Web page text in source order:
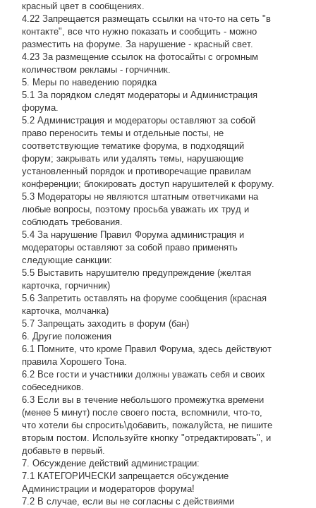
красный цвет в сообщениях.
4.22 Запрещается размещать ссылки на что-то на сеть "в
контакте", все что нужно показать и сообщить - можно
разместить на форуме. За нарушение - красный свет.
4.23 За размещение ссылок на фотосайты с огромным
количеством рекламы - горчичник.
5. Меры по наведению порядка
5.1 За порядком следят модераторы и Администрация
форума.
5.2 Администрация и модераторы оставляют за собой
право переносить темы и отдельные посты, не
соответствующие тематике форума, в подходящий
форум; закрывать или удалять темы, нарушающие
установленный порядок и противоречащие правилам
конференции; блокировать доступ нарушителей к форуму.
5.3 Модераторы не являются штатным ответчиками на
любые вопросы, поэтому просьба уважать их труд и
соблюдать требования.
5.4 За нарушение Правил Форума администрация и
модераторы оставляют за собой право применять
следующие санкции:
5.5 Выставить нарушителю предупреждение (желтая
карточка, горчичник)
5.6 Запретить оставлять на форуме сообщения (красная
карточка, молчанка)
5.7 Запрещать заходить в форум (бан)
6. Другие положения
6.1 Помните, что кроме Правил Форума, здесь действуют
правила Хорошего Тона.
6.2 Все гости и участники должны уважать себя и своих
собеседников.
6.3 Если вы в течение небольшого промежутка времени
(менее 5 минут) после своего поста, вспомнили, что-то,
что хотели бы спросить\добавить, пожалуйста, не пишите
вторым постом. Используйте кнопку "отредактировать", и
добавьте в первый.
7. Обсуждение действий администрации:
7.1 КАТЕГОРИЧЕСКИ запрещается обсуждение
Администрации и модераторов форума!
7.2 В случае, если вы не согласны с действиями